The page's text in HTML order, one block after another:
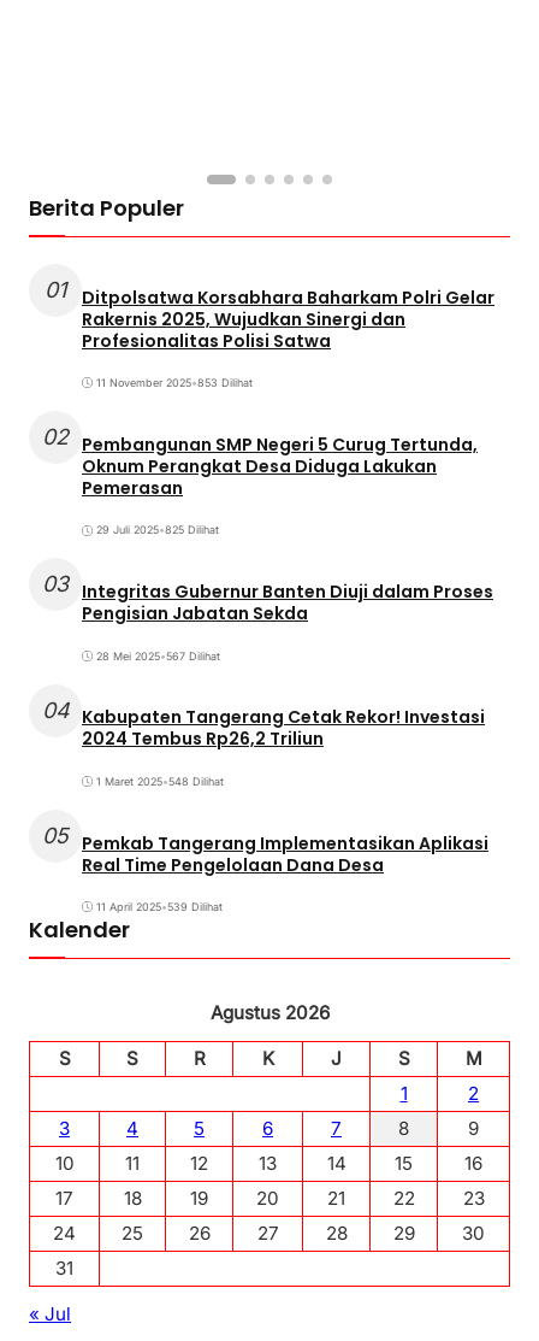
Berita Populer
01
Ditpolsatwa Korsabhara Baharkam Polri Gelar
Rakernis 2025, Wujudkan Sinergi dan
Profesionalitas Polisi Satwa
11 November 2025•853 Dilihat
02 Pembangunan SMP Negeri 5 Curug Tertunda,
Oknum Perangkat Desa Diduga Lakukan
Pemerasan
29 Juli 2025•825 Dilihat
03 Integritas Gubernur Banten Diuji dalam Proses
Pengisian Jabatan Sekda
28 Mei 2025•567 Dilihat
04 Kabupaten Tangerang Cetak Rekor! Investasi
2024 Tembus Rp26,2 Triliun
1 Maret 2025•548 Dilihat
05 Pemkab Tangerang Implementasikan Aplikasi
Real Time Pengelolaan Dana Desa
11 April 2025•539 Dilihat
Kalender
Agustus 2026
S
S R K J S
M
1
2
3
4 5 6 7 8
9
10
11 12 13 14 15
16
17
18 19 20 21 22
23
24
25 26 27 28 29
30
31
« Jul